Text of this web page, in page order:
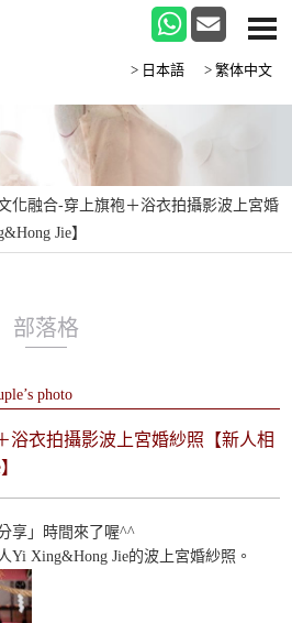
>日本語 >繁体中文
化融合-穿上旗袍＋浴衣拍攝影波上宮婚
Jie】
部落格
photo
浴衣拍攝影波上宮婚紗照【新人相
享」時間來了喔^^
Yi Xing&Hong Jie的波上宮婚紗照。